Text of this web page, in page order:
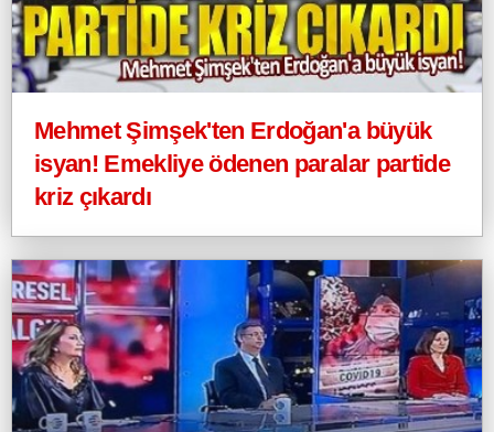
Mehmet Şimşek'ten Erdoğan'a büyük
isyan! Emekliye ödenen paralar partide
kriz çıkardı